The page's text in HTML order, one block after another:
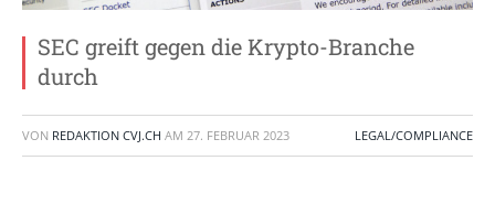
SEC greift gegen die Krypto-Branche
durch
VON REDAKTION CVJ.CH AM 27. FEBRUAR 2023 LEGAL/COMPLIANCE